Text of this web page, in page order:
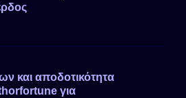
και αποδοτικότητα
για